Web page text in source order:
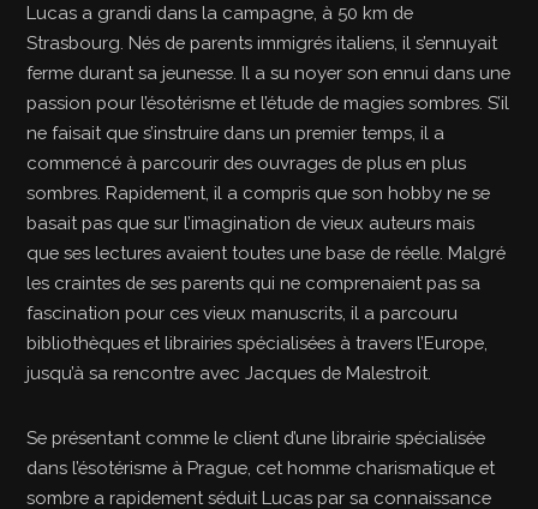
Lucas a grandi dans la campagne, à 50 km de
Strasbourg. Nés de parents immigrés italiens, il s’ennuyait
ferme durant sa jeunesse. Il a su noyer son ennui dans une
passion pour l’ésotérisme et l’étude de magies sombres. S’il
ne faisait que s’instruire dans un premier temps, il a
commencé à parcourir des ouvrages de plus en plus
sombres. Rapidement, il a compris que son hobby ne se
basait pas que sur l’imagination de vieux auteurs mais
que ses lectures avaient toutes une base de réelle. Malgré
les craintes de ses parents qui ne comprenaient pas sa
fascination pour ces vieux manuscrits, il a parcouru
bibliothèques et librairies spécialisées à travers l’Europe,
jusqu’à sa rencontre avec Jacques de Malestroit.
Se présentant comme le client d’une librairie spécialisée
dans l’ésotérisme à Prague, cet homme charismatique et
sombre a rapidement séduit Lucas par sa connaissance